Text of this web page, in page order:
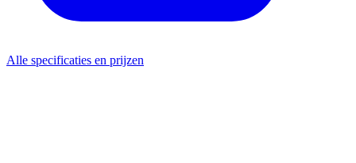
Alle specificaties en prijzen